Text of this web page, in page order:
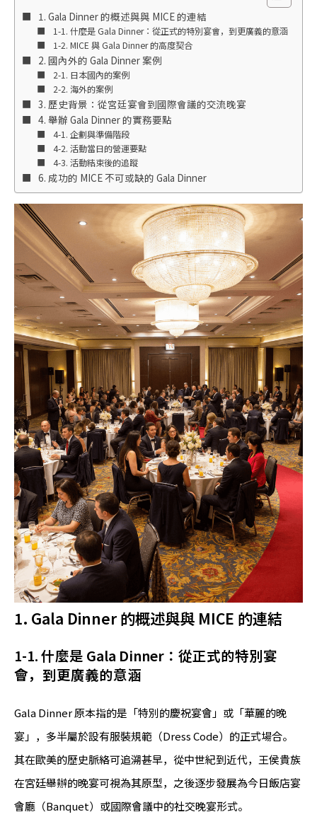
1. Gala Dinner 的概述與與 MICE 的連結
1-1. 什麼是 Gala Dinner：從正式的特別宴會，到更廣義的意涵
1-2. MICE 與 Gala Dinner 的高度契合
2. 國內外的 Gala Dinner 案例
2-1. 日本國內的案例
2-2. 海外的案例
3. 歷史背景：從宮廷宴會到國際會議的交流晚宴
4. 舉辦 Gala Dinner 的實務要點
4-1. 企劃與準備階段
4-2. 活動當日的營運要點
4-3. 活動結束後的追蹤
6. 成功的 MICE 不可或缺的 Gala Dinner
1. Gala Dinner 的概述與與 MICE 的連結
1-1. 什麼是 Gala Dinner：從正式的特別宴
會，到更廣義的意涵
Gala Dinner 原本指的是「特別的慶祝宴會」或「華麗的晚
宴」，多半屬於設有服裝規範（Dress Code）的正式場合。
其在歐美的歷史脈絡可追溯甚早，從中世紀到近代，王侯貴族
在宮廷舉辦的晚宴可視為其原型，之後逐步發展為今日飯店宴
會廳（Banquet）或國際會議中的社交晚宴形式。